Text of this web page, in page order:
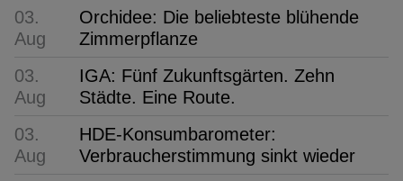
03.
Aug
Orchidee: Die beliebteste blühende
Zimmerpflanze
03.
Aug
IGA: Fünf Zukunftsgärten. Zehn
Städte. Eine Route.
03.
Aug
HDE-Konsumbarometer:
Verbraucherstimmung sinkt wieder